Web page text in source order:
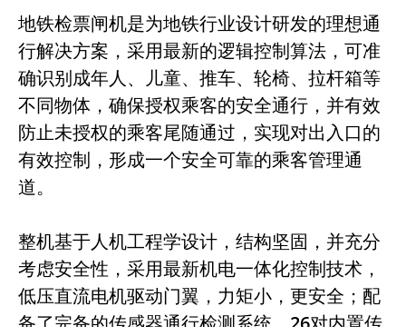
地铁检票闸机是为地铁行业设计研发的理想通
行解决方案，采用最新的逻辑控制算法，可准
确识别成年人、儿童、推车、轮椅、拉杆箱等
不同物体，确保授权乘客的安全通行，并有效
防止未授权的乘客尾随通过，实现对出入口的
有效控制，形成一个安全可靠的乘客管理通
道。
整机基于人机工程学设计，结构坚固，并充分
考虑安全性，采用最新机电一体化控制技术，
低压直流电机驱动门翼，力矩小，更安全；配
备了完备的传感器通行检测系统，26对内置传